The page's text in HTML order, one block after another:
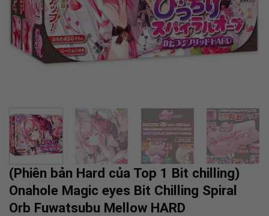
(Phiên bản Hard của Top 1 Bit chilling)
Onahole Magic eyes Bit Chilling Spiral
Orb Fuwatsubu Mellow HARD